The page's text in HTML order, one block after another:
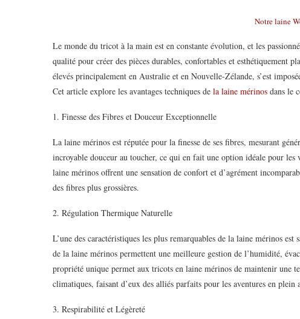
Notre laine
Le monde du tricot à la main est en constante évolution, et les
qualité pour créer des pièces durables, confortables et esthétiquement
élevés principalement en Australie et en Nouvelle-Zélande, s’est
Cet article explore les avantages techniques de la laine mérinos dans le
1. Finesse des Fibres et Douceur Exceptionnelle
La laine mérinos est réputée pour la finesse de ses fibres, mesurant
incroyable douceur au toucher, ce qui en fait une option idéale pour
laine mérinos offrent une sensation de confort et d’agrément
des fibres plus grossières.
2. Régulation Thermique Naturelle
L’une des caractéristiques les plus remarquables de la laine mérinos
de la laine mérinos permettent une meilleure gestion de l’humidité,
propriété unique permet aux tricots en laine mérinos de maintenir une
climatiques, faisant d’eux des alliés parfaits pour les aventures en plein
3. Respirabilité et Légèreté